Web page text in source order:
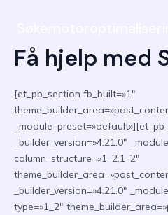
innholdet
Få hjelp med
[et_pb_section fb_built=»1″
_builder_version=»4.21.0″
column_structure=»1_2,1_2″
_builder_version=»4.21.0″
type=»1_2″